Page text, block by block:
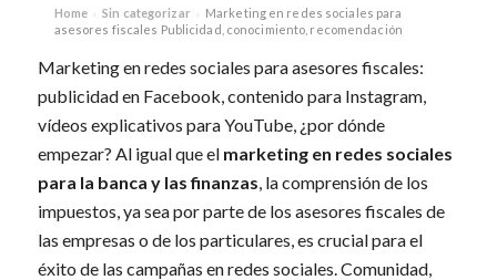
Home › Sin categorizar › Marketing en redes sociales para
asesores fiscales Publicidad, conocimiento, recomendación
Marketing en redes sociales para asesores fiscales:
publicidad en Facebook, contenido para Instagram,
vídeos explicativos para YouTube, ¿por dónde
empezar? Al igual que el marketing en redes sociales
para la banca y las finanzas , la comprensión de los
impuestos, ya sea por parte de los asesores fiscales de
las empresas o de los particulares, es crucial para el
éxito de las campañas en redes sociales. Comunidad,